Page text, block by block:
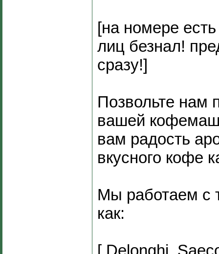
[на номере
лиц безнал!
сразу!]
Позвольте нам
вашей
вам радость
вкусного кофе
Мы работаем с
как:
[ Delonghi,